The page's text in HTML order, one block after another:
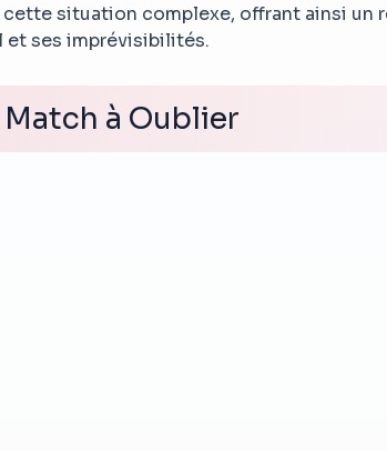
cette situation complexe, offrant ainsi un
ses imprévisibilités.
Match à Oublier